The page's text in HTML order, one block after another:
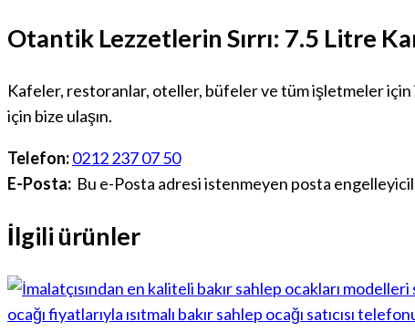
Otantik Lezzetlerin Sırrı: 7.5 Litre
Kafeler, restoranlar, oteller, büfeler ve tüm işletmeler için
için bize ulaşın.
Telefon:0212 237 07 50
E-Posta: Bu e-Posta adresi istenmeyen posta
İlgili ürünler